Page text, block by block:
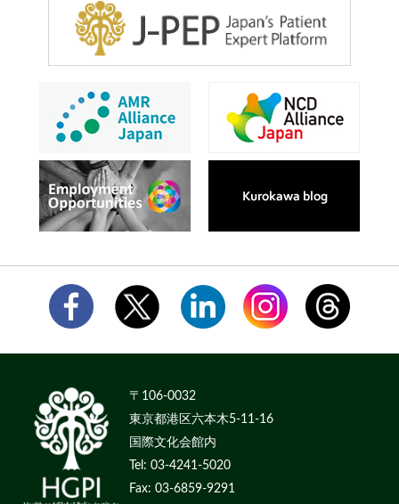
〒106-0032
東京都港区六本木5-11-16
国際文化会館内
Tel: 03-4241-5020
Fax: 03-6859-9291